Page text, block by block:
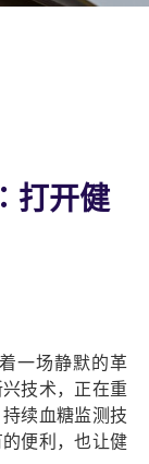
打开健
一场静默的革
技术，正在重
续血糖监测技
便利，也让健